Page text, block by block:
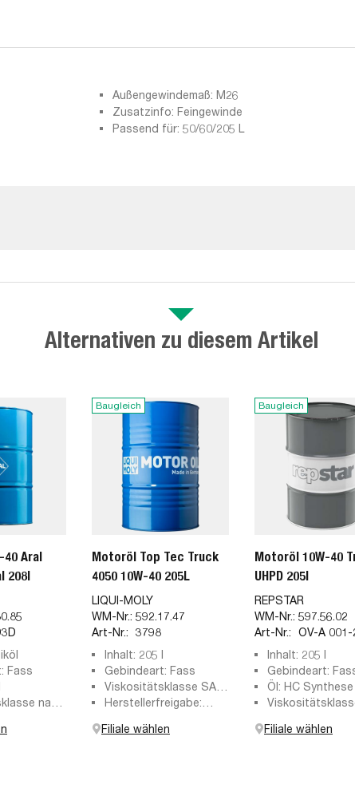
Außengewindemaß: M26
Zusatzinfo: Feingewinde
Passend für: 50/60/205 L
Alternativen zu diesem Artikel
40 Aral
208l
Fass
nach
Baugleich
Motoröl Top Tec Truck
4050 10W-40 205L
LIQUI-MOLY
WM-Nr.: 592.17.47
Art-Nr.: 3798
Inhalt: 205 l
Gebindeart: Fass
Viskositätsklasse SAE:
10W-40
Herstellerfreigabe:
API CK-4, Deutz DQC
Filiale wählen
Baugleich
Motoröl 10W-40
UHPD 205l
REPSTAR
WM-Nr.: 597.56.02
Art-Nr.: OV-A 001-
Inhalt: 205 l
Gebindeart:
Öl: HC Synthese
(Hydro-Cracked)
Filiale wählen